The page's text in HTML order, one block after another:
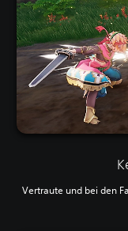
Vertraute und bei den